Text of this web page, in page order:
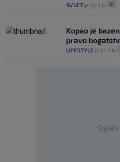
SVIJET prije 1 h 0
Kopao je
pravo
LIFESTYLE prije 1 h
Oglas